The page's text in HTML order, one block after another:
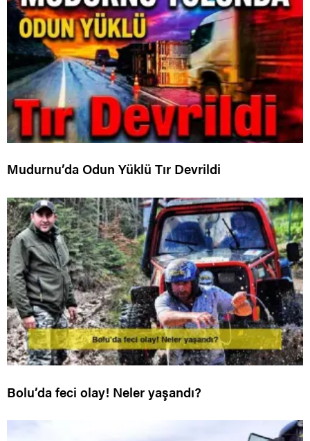
Mudurnu’da Odun Yüklü Tır Devrildi
Bolu’da feci olay! Neler yaşandı?